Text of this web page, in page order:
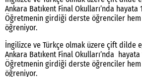
Ankara Batıkent Final Okulları’nda hayata
Öğretmenin girdiği derste öğrenciler
öğreniyor.
İngilizce ve Türkçe olmak üzere çift dilde
Ankara Batıkent Final Okulları’nda
Öğretmenin girdiği derste öğrenciler
öğreniyor.